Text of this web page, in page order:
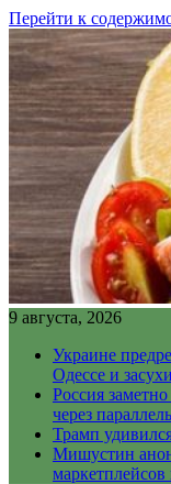
Перейти к
9 августа, 2026
Украине
Одессе и засухи
Россия
через
Трамп
Мишустин